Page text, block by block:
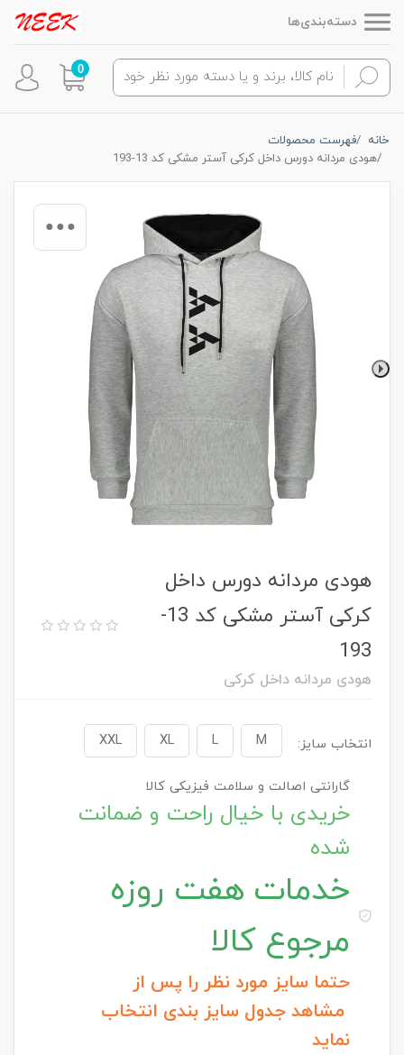
دسته‌بندی‌ها
0
خانه
فهرست محصولات
هودی مردانه دورس داخل کرکی آستر مشکی کد 13-193
هودی مردانه دورس داخل
کرکی آستر مشکی کد 13-
193
هودی مردانه داخل کرکی
انتخاب سایز: M
L
XL
XXL
گارانتی اصالت و سلامت فیزیکی کالا
خریدی با خیال راحت و ضمانت
شده
خدمات هفت روزه
مرجوع کالا
حتما سایز مورد نظر را پس از
مشاهد جدول سایز بندی انتخاب
نماید